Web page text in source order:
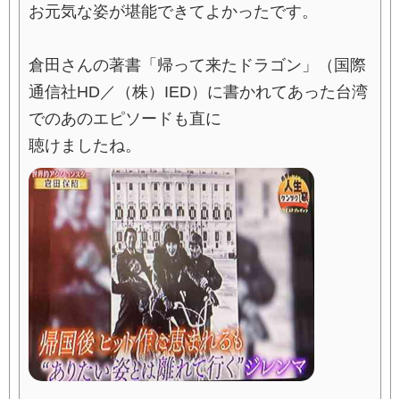
お元気な姿が堪能できてよかったです。
倉田さんの著書「帰って来たドラゴン」（国際
通信社HD／（株）IED）に書かれてあった台湾
でのあのエピソードも直に
聴けましたね。